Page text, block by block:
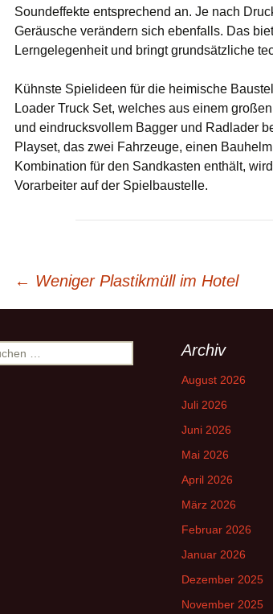
Soundeffekte entsprechend an. Je nach
Geräusche verändern sich ebenfalls. Das
Lerngelegenheit und bringt grundsätzliche
Kühnste Spielideen für die heimische
Loader Truck Set, welches aus einem
und eindrucksvollem Bagger und Radlader
Playset, das zwei Fahrzeuge, einen
Kombination für den Sandkasten enthält,
Vorarbeiter auf der Spielbaustelle.
← Weniger Plastikmüll im Hotel
Archiv
August 2026
Juli 2026
Juni 2026
Mai 2026
April 2026
März 2026
Februar 2026
Januar 2026
Dezember 2025
November 2025